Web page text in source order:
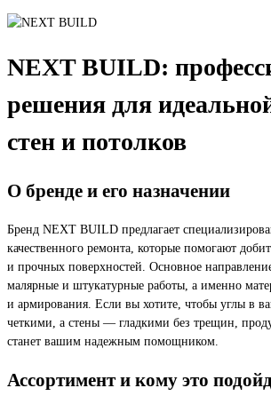
NEXT BUILD:
решения для
стен и потолков
О бренде и его назначении
Бренд NEXT BUILD предлагает
качественного ремонта, которые помогают
и прочных поверхностей. Основное
малярные и штукатурные работы, а именно
и армирования. Если вы хотите, чтобы углы в
четкими, а стены — гладкими без трещин,
станет вашим надежным помощником.
Ассортимент и кому это